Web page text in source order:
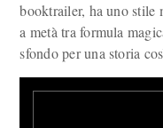
booktrailer, ha uno stile
a metà tra formula
sfondo per una storia